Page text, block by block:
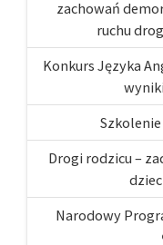
zachowań
ruchu
Konkurs Języka
Szkolenie
Drogi rodzicu –
Narodowy